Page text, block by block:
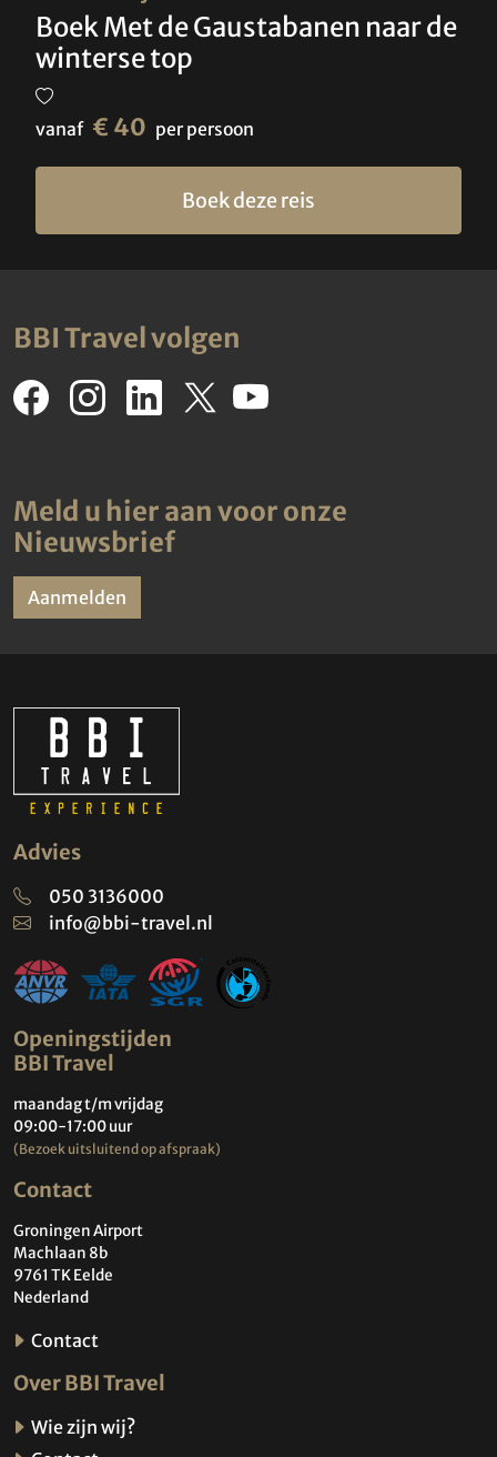
Boek Met de Gaustabanen naar de
winterse top
vanaf € 40 per persoon
Boek deze reis
BBI Travel volgen
Meld u hier aan voor onze
Nieuwsbrief
Aanmelden
Advies
050 3136000
info@bbi-travel.nl
Openingstijden
BBI Travel
maandag t/m vrijdag
09:00-17:00 uur
(Bezoek uitsluitend op afspraak)
Contact
Groningen Airport
Machlaan 8b
9761 TK Eelde
Nederland
Contact
Over BBI Travel
Wie zijn wij?